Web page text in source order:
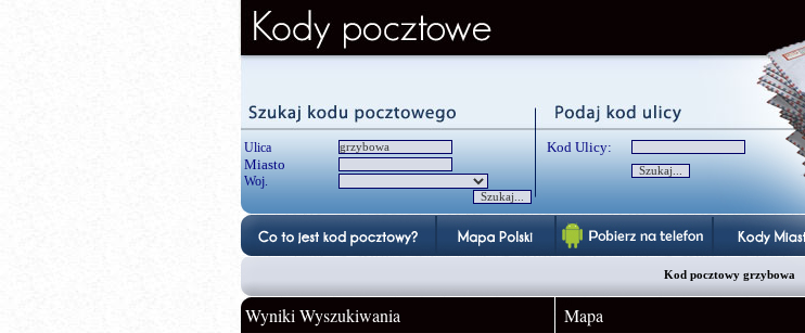
Ulica
Miasto
Woj.
Kod Ulicy:
Kod pocztowy grzybowa
Wyniki Wyszukiwania Mapa